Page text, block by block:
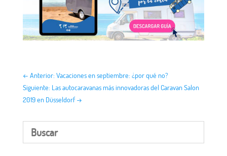
← Anterior: Vacaciones en septiembre: ¿por qué no?
Siguiente: Las autocaravanas más innovadoras del Caravan Salon
2019 en Düsseldorf→